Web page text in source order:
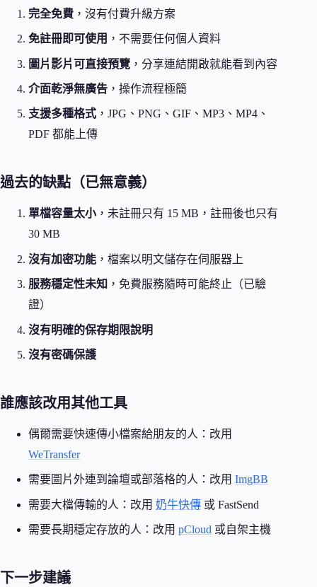
完全免費 ，沒有付費升級方案
免註冊即可使用 ，不需要任何個人資料
圖片影片可直接預覽 ，分享連結開啟就能看到內容
介面乾淨無廣告 ，操作流程極簡
支援多種格式 ，JPG、PNG、GIF、MP3、MP4、
PDF 都能上傳
過去的缺點（已無意義）
單檔容量太小，未註冊只有 15 MB，註冊後也只有
30 MB
沒有加密功能 ，檔案以明文儲存在伺服器上
服務穩定性未知 ，免費服務隨時可能終止（已驗
證）
沒有明確的保存期限說明
沒有密碼保護
誰應該改用其他工具
偶爾需要快速傳小檔案給朋友的人：改用
WeTransfer
需要圖片外連到論壇或部落格的人：改用 ImgBB
需要大檔傳輸的人：改用 奶牛快傳 或 FastSend
需要長期穩定存放的人：改用 pCloud 或自架主機
下一步建議